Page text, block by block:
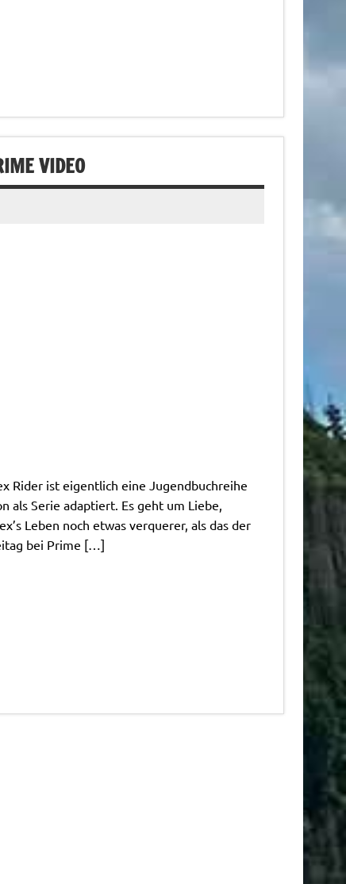
VIDEO
Rider ist eigentlich eine Jugendbuchreihe
Serie adaptiert. Es geht um Liebe,
Leben noch etwas verquerer, als das der
bei Prime […]